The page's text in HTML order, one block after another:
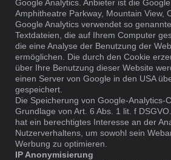
Google Analytics. Anbieter ist die
Amphitheatre Parkway, Mountain View,
Google Analytics verwendet so
Textdateien, die auf Ihrem Computer
die eine Analyse der Benutzung der
ermöglichen. Die durch den Cookie
über Ihre Benutzung dieser Website
einen Server von Google in den USA
gespeichert.
Die Speicherung von Google-Analytics-
Grundlage von Art. 6 Abs. 1 lit. f
hat ein berechtigtes Interesse an der
Nutzerverhaltens, um sowohl sein
Werbung zu optimieren.
IP Anonymisierung